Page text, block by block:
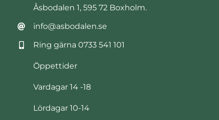
Åsbodalen 1, 595 72 Boxholm.
info@asbodalen.se
Ring gärna 0733 541 101
Öppettider
Vardagar 14 -18
Lördagar 10-14